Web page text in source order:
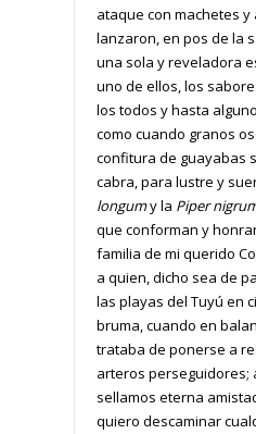
ataque con machetes y
lanzaron, en pos de la
una sola y reveladora
uno de ellos, los
los todos y hasta
como cuando granos
confitura de guayabas
cabra, para lustre y
longumy la Piper
que conforman y
familia de mi querido
a quien, dicho sea de
las playas del Tuyú en
bruma, cuando en
trataba de ponerse a
arteros perseguidores;
sellamos eterna
quiero descaminar